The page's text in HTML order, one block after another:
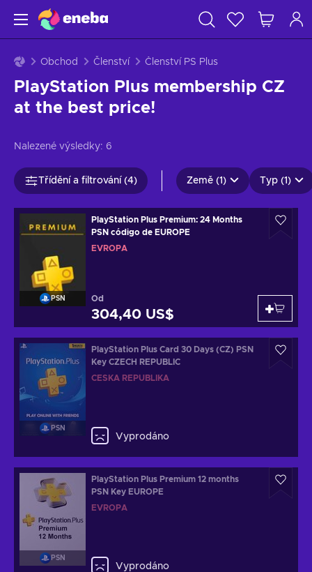
Obchod Členství Členství PS Plus
PlayStation Plus membership CZ
at the best price!
Nalezené výsledky: 6
Třídění a filtrování (4) Země (1) Typ (1)
PSN
PlayStation Plus Premium: 24 Months
PSN código de EUROPE
EVROPA
Od
304,40 US$
PSN
PlayStation Plus Card 30 Days (CZ) PSN
Key CZECH REPUBLIC
ČESKÁ REPUBLIKA
Vyprodáno
PSN
PlayStation Plus Premium 12 months
PSN Key EUROPE
EVROPA
Vyprodáno